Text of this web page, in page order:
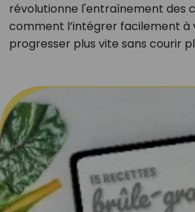
révolutionne l'entraînement des
comment l’intégrer facilement à
progresser plus vite sans courir